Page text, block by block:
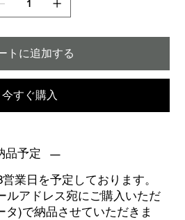
トに追加する
今すぐ購入
品予定
業日を予定しております。
ルアドレス宛にご購入いただ
タ)で納品させていただきま